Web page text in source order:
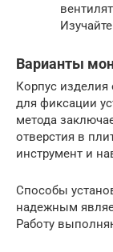
Варианты
Корпус
для фиксации
метода
отверстия в
инструмент и
Способы
надежным
Работу